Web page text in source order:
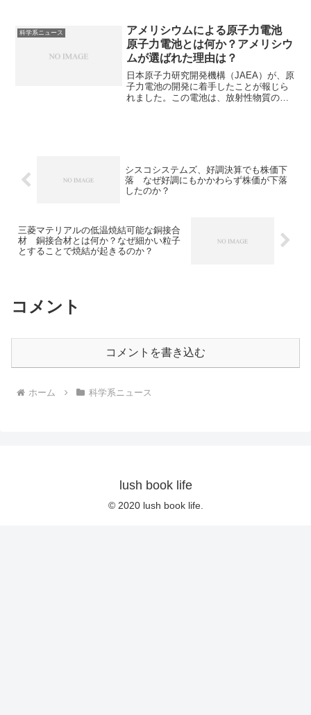
の必要性が再認識されるに至っていま
す。ペニシリンが細菌の増殖を防ぐ理由
を知ることができます。
科学系ニュース
アメリシウムによる原子力電池
原子力電池とは何か？アメリシウ
ムが選ばれた理由は？
日本原子力研究開発機構（JAEA）が、原
子力電池の開発に着手したことが報じら
れました。この電池は、放射性物質のア
シスコシステムズ、好調決算でも株価下
落 なぜ好調にもかかわらず株価が下落
したのか？
三菱マテリアルの低温焼結可能な銅接合
材 銅接合材とは何か？なぜ細かい粒子
とすることで焼結が起きるのか？
コメント
コメントを書き込む
ホーム 科学系ニュース
lush book life
© 2020 lush book life.